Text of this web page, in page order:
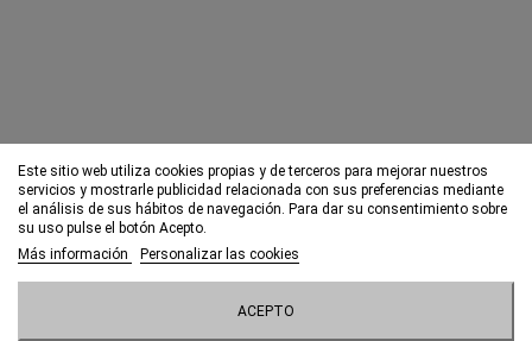
Este sitio web utiliza cookies propias y de terceros para mejorar nuestros
servicios y mostrarle publicidad relacionada con sus preferencias mediante
el análisis de sus hábitos de navegación. Para dar su consentimiento sobre
su uso pulse el botón Acepto.
Más información
Personalizar las cookies
ACEPTO